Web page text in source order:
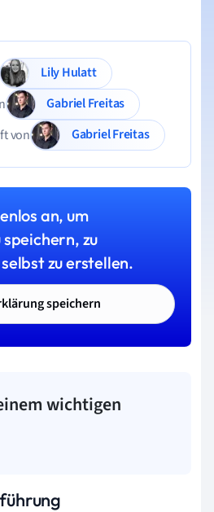
Lily Hulatt
Gabriel Freitas
von
Gabriel Freitas
an, um
zu
zu erstellen.
speichern
wichtigen